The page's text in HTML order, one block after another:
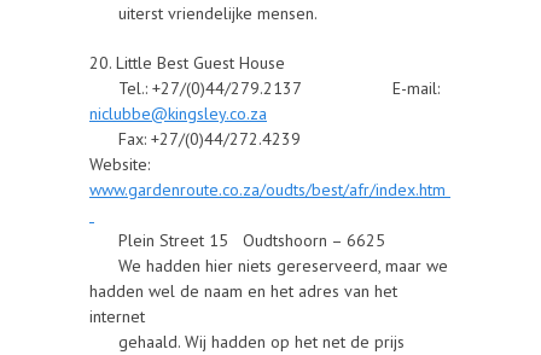
uiterst vriendelijke mensen.
20. Little Best Guest House
Tel.: +27/(0)44/279.2137 E-mail:
niclubbe@kingsley.co.za
Fax: +27/(0)44/272.4239
Website:
www.gardenroute.co.za/oudts/best/afr/index.htm
Plein Street 15 Oudtshoorn – 6625
We hadden hier niets gereserveerd, maar we
hadden wel de naam en het adres van het
internet
gehaald. Wij hadden op het net de prijs